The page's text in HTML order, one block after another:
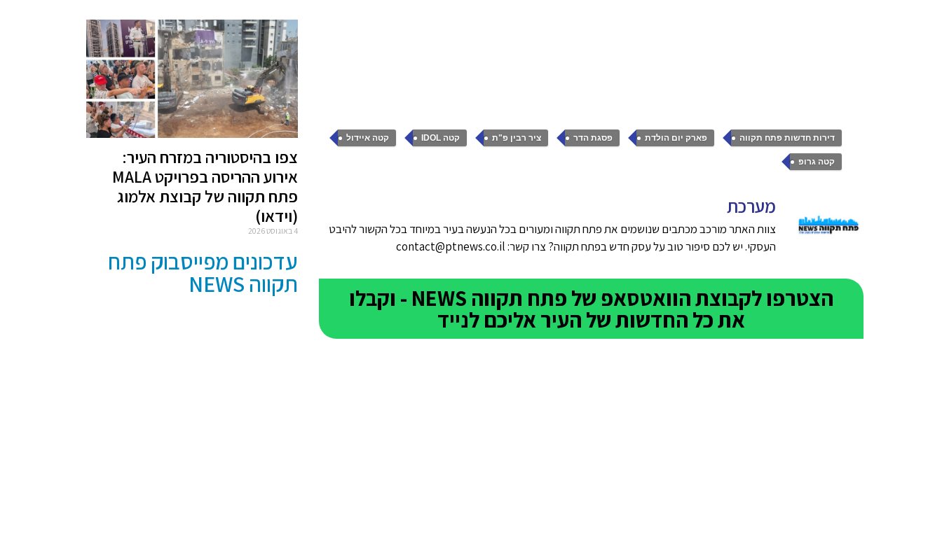
דירות חדשות פתח תקווה , פארק יום הולדת , פסגת הדר , ציר רבין פ"ת , קטה IDOL , קטה איידול ,
קטה גרופ
מערכת
צוות האתר מורכב מכתבים שנושמים את פתח תקווה ומעורים בכל הנעשה בעיר במיוחד בכל הקשור להיבט
העסקי. יש לכם סיפור טוב על עסק חדש בפתח תקווה? צרו קשר: contact@ptnews.co.il
הצטרפו לקבוצת הוואטסאפ של פתח תקווה NEWS - וקבלו
את כל החדשות של העיר אליכם לנייד
צפו בהיסטוריה במזרח העיר:
אירוע ההריסה בפרויקט MALA
פתח תקווה של קבוצת אלמוג
(וידאו)
4 באוגוסט 2026
עדכונים מפייסבוק פתח
תקווה NEWS